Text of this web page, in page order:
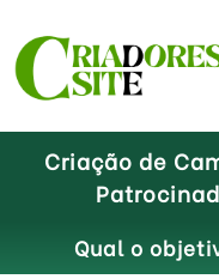
Criação de
Qual o